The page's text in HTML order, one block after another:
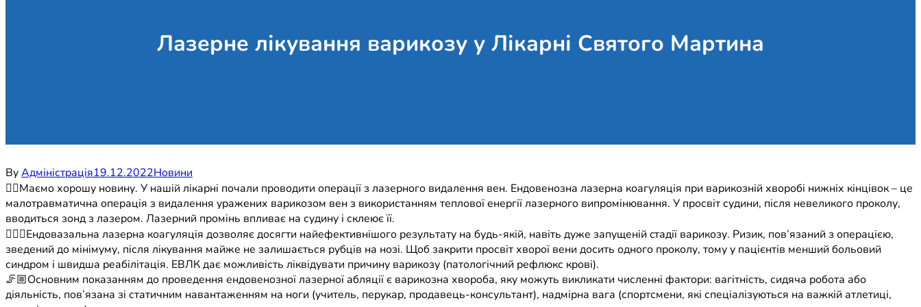
Лазерне лікування варикозу у Лікарні Святого Мартина
ByАдміністрація19.12.2022Новини
☝🏻Маємо хорошу новину. У нашій лікарні почали проводити операції з лазерного видалення вен. Ендовенозна лазерна коагуляція при варикозній хворобі нижніх кінцівок – це
малотравматична операція з видалення уражених варикозом вен з використанням теплової енергії лазерного випромінювання. У просвіт судини, після невеликого проколу,
вводиться зонд з лазером. Лазерний промінь впливає на судину і склеює її.
🧑🏻‍⚕️Ендовазальна лазерна коагуляція дозволяє досягти найефективнішого результату на будь-якій, навіть дуже запущеній cтадії варикозу. Ризик, пов’язаний з операцією,
зведений до мінімуму, після лікування майже не залишається рубців на нозі. Щоб закрити просвіт хворої вени досить одного проколу, тому у пацієнтів менший больовий
синдром і швидша реабілітація. ЕВЛК дає можливість ліквідувати причину варикозу (патологічний рефлюкс крові).
🦵🏼Основним показанням до проведення ендовенозної лазерної абляції є варикозна хвороба, яку можуть викликати численні фактори: вагітність, сидяча робота або
діяльність, пов’язана зі статичним навантаженням на ноги (учитель, перукар, продавець-консультант), надмірна вага (спортсмени, які спеціалізуються на важкій атлетиці,